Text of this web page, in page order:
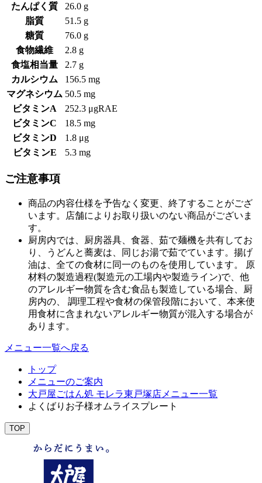
たんぱく質
26.0 g
脂質
51.5 g
糖質
76.0 g
食物繊維
2.8 g
食塩相当量
2.7 g
カルシウム
156.5 mg
マグネシウム 50.5 mg
ビタミンA
252.3 μgRAE
ビタミンC
18.5 mg
ビタミンD
1.8 μg
ビタミンE
5.3 mg
ご注意事項
商品の内容仕様を予告なく変更、終了することがござ
います。店舗によりお取り扱いのない商品がございま
す。
厨房内では、厨房器具、食器、茹で麺機を共有してお
り、うどんと蕎麦は、同じお湯で茹でています。揚げ
油は、全ての食材に同一のものを使用しています。 原
材料の製造過程(製造元の工場内や製造ライン)で、他
のアレルギー物質を含む食品も製造している場合、厨
房内の、 調理工程や食材の保管段階において、本来使
用食材に含まれないアレルギー物質が混入する場合が
あります。
メニュー一覧へ戻る
トップ
メニューのご案内
大戸屋ごはん処 モレラ東戸塚店メニュー一覧
よくばりお子様オムライスプレート
TOP